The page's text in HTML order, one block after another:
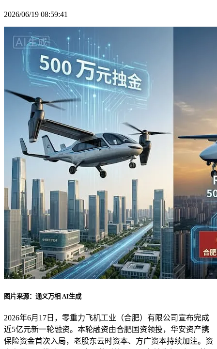
2026/06/19 08:59:41
图片来源：通义万相 AI生成
2026年6月17日，零重力飞机工业（合肥）有限公司宣布完成
近5亿元新一轮融资。本轮融资由合肥国资领投，华安资产携
保险资金首次入局，老股东云时资本、方广资本持续加注。资